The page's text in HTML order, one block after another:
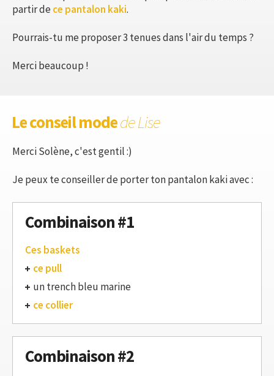
partir de ce pantalon kaki.
Pourrais-tu me proposer 3 tenues dans l'air du temps ?
Merci beaucoup !
Le conseil modede Lise
Merci Solène, c'est gentil :)
Je peux te conseiller de porter ton pantalon kaki avec :
Combinaison #1
Ces baskets
ce pull
un trench bleu marine
ce collier
Combinaison #2